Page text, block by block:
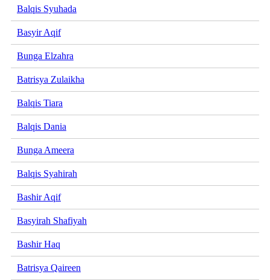
Balqis Syuhada
Basyir Aqif
Bunga Elzahra
Batrisya Zulaikha
Balqis Tiara
Balqis Dania
Bunga Ameera
Balqis Syahirah
Bashir Aqif
Basyirah Shafiyah
Bashir Haq
Batrisya Qaireen